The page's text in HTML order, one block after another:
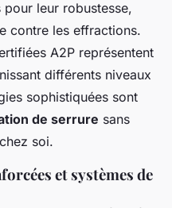
leur robustesse,
contre les effractions.
A2P représentent
différents niveaux
sophistiquées sont
de serrure sans
soi.
et systèmes de